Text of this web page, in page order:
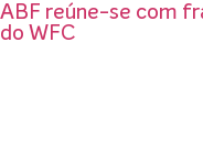
ABF reúne-se com
do WFC